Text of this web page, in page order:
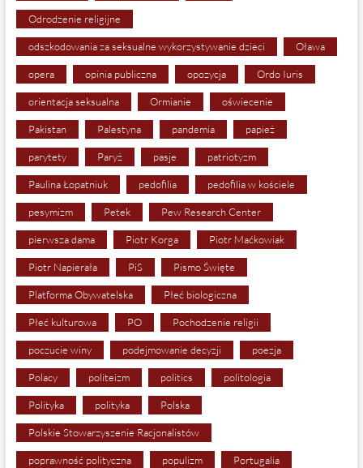
Odrodzenie religijne
odszkodowania za seksualne wykorzystywanie dzieci Oława
opera opinia publiczna opozycja Ordo Iuris
orientacja seksualna Ormianie oświecenie
Pakistan Palestyna pandemia papież
parytety Paryż pasje patriotyzm
Paulina Łopatniuk pedofilia pedofilia w kościele
pesymizm Petek Pew Research Center
pierwsza dama Piotr Korga Piotr Maćkowiak
Piotr Napierała PiS Pismo Święte
Platforma Obywatelska Płeć biologiczna
Płeć kulturowa PO Pochodzenie religii
poczucie winy podejmowanie decyzji poezja
Polacy politeizm politics politologia
Polityka polityka Polska
Polskie Stowarzyszenie Racjonalistów
poprawność polityczna populizm Portugalia